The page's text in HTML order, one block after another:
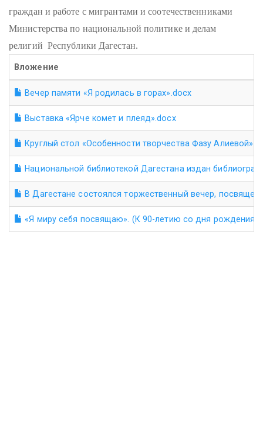
граждан и работе с мигрантами и соотечественниками
Министерства по национальной политике и делам
религий Республики Дагестан.
Вложение
Вечер памяти «Я родилась в горах».docx
Выставка «Ярче комет и плеяд».docx
Круглый стол «Особенности творчества Фазу
Национальной библиотекой Дагестана издан
В Дагестане состоялся торжественный вечер,
«Я миру себя посвящаю». (К 90-летию со дня рождения